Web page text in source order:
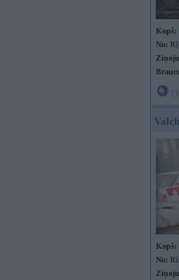
Kopš:
No:
Kopš:
No: